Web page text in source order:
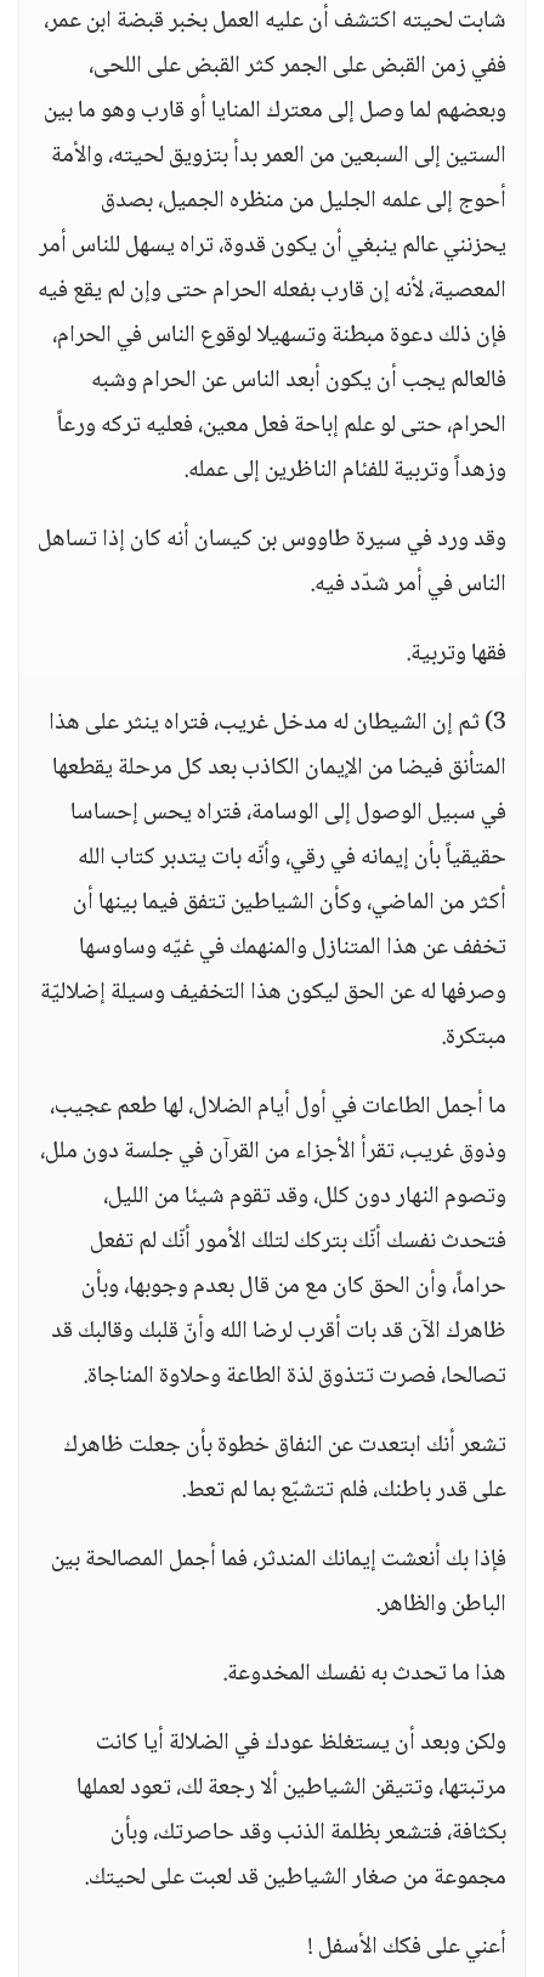
شابت لحيته اكتشف أن عليه العمل بخبر قبضة ابن عمر،
ففي زمن القبض على الجمر كثر القبض على اللحى،
وبعضهم لما وصل إلى معترك المنايا أو قارب وهو ما بين
الستين إلى السبعين من العمر بدأ بتزويق لحيته، والأمة
أحوج إلى علمه الجليل من منظره الجميل، بصدق
يحزنني عالم ينبغي أن يكون قدوة، تراه يسهل للناس أمر
المعصية، لأنه إن قارب بفعله الحرام حتى وإن لم يقع فيه
فإن ذلك دعوة مبطنة وتسهيلا لوقوع الناس في الحرام،
فالعالم يجب أن يكون أبعد الناس عن الحرام وشبه
الحرام، حتى لو علم إباحة فعل معين، فعليه تركه ورعاً
وزهداً وتربية للفئام الناظرين إلى عمله.
وقد ورد في سيرة طاووس بن كيسان أنه كان إذا تساهل
الناس في أمر شدّد فيه.
فقها وتربية.
3) ثم إن الشيطان له مدخل غريب، فتراه ينثر على هذا
المتأنق فيضا من الإيمان الكاذب بعد كل مرحلة يقطعها
في سبيل الوصول إلى الوسامة، فتراه يحس إحساسا
حقيقياً بأن إيمانه في رقي، وأنّه بات يتدبر كتاب الله
أكثر من الماضي، وكأن الشياطين تتفق فيما بينها أن
تخفف عن هذا المتنازل والمنهمك في غيّه وساوسها
وصرفها له عن الحق ليكون هذا التخفيف وسيلة إضلاليّة
مبتكرة.
ما أجمل الطاعات في أول أيام الضلال، لها طعم عجيب،
وذوق غريب، تقرأ الأجزاء من القرآن في جلسة دون ملل،
وتصوم النهار دون كلل، وقد تقوم شيئا من الليل،
فتحدث نفسك أنّك بتركك لتلك الأمور أنّك لم تفعل
حراماً، وأن الحق كان مع من قال بعدم وجوبها، وبأن
ظاهرك الآن قد بات أقرب لرضا الله وأنّ قلبك وقالبك قد
تصالحا، فصرت تتذوق لذة الطاعة وحلاوة المناجاة.
تشعر أنك ابتعدت عن النفاق خطوة بأن جعلت ظاهرك
على قدر باطنك، فلم تتشبّع بما لم تعط.
فإذا بك أنعشت إيمانك المندثر، فما أجمل المصالحة بين
الباطن والظاهر.
هذا ما تحدث به نفسك المخدوعة.
ولكن وبعد أن يستغلظ عودك في الضلالة أيا كانت
مرتبتها، وتتيقن الشياطين ألا رجعة لك، تعود لعملها
بكثافة، فتشعر بظلمة الذنب وقد حاصرتك، وبأن
مجموعة من صغار الشياطين قد لعبت على لحيتك.
أعني على فكك الأسفل !